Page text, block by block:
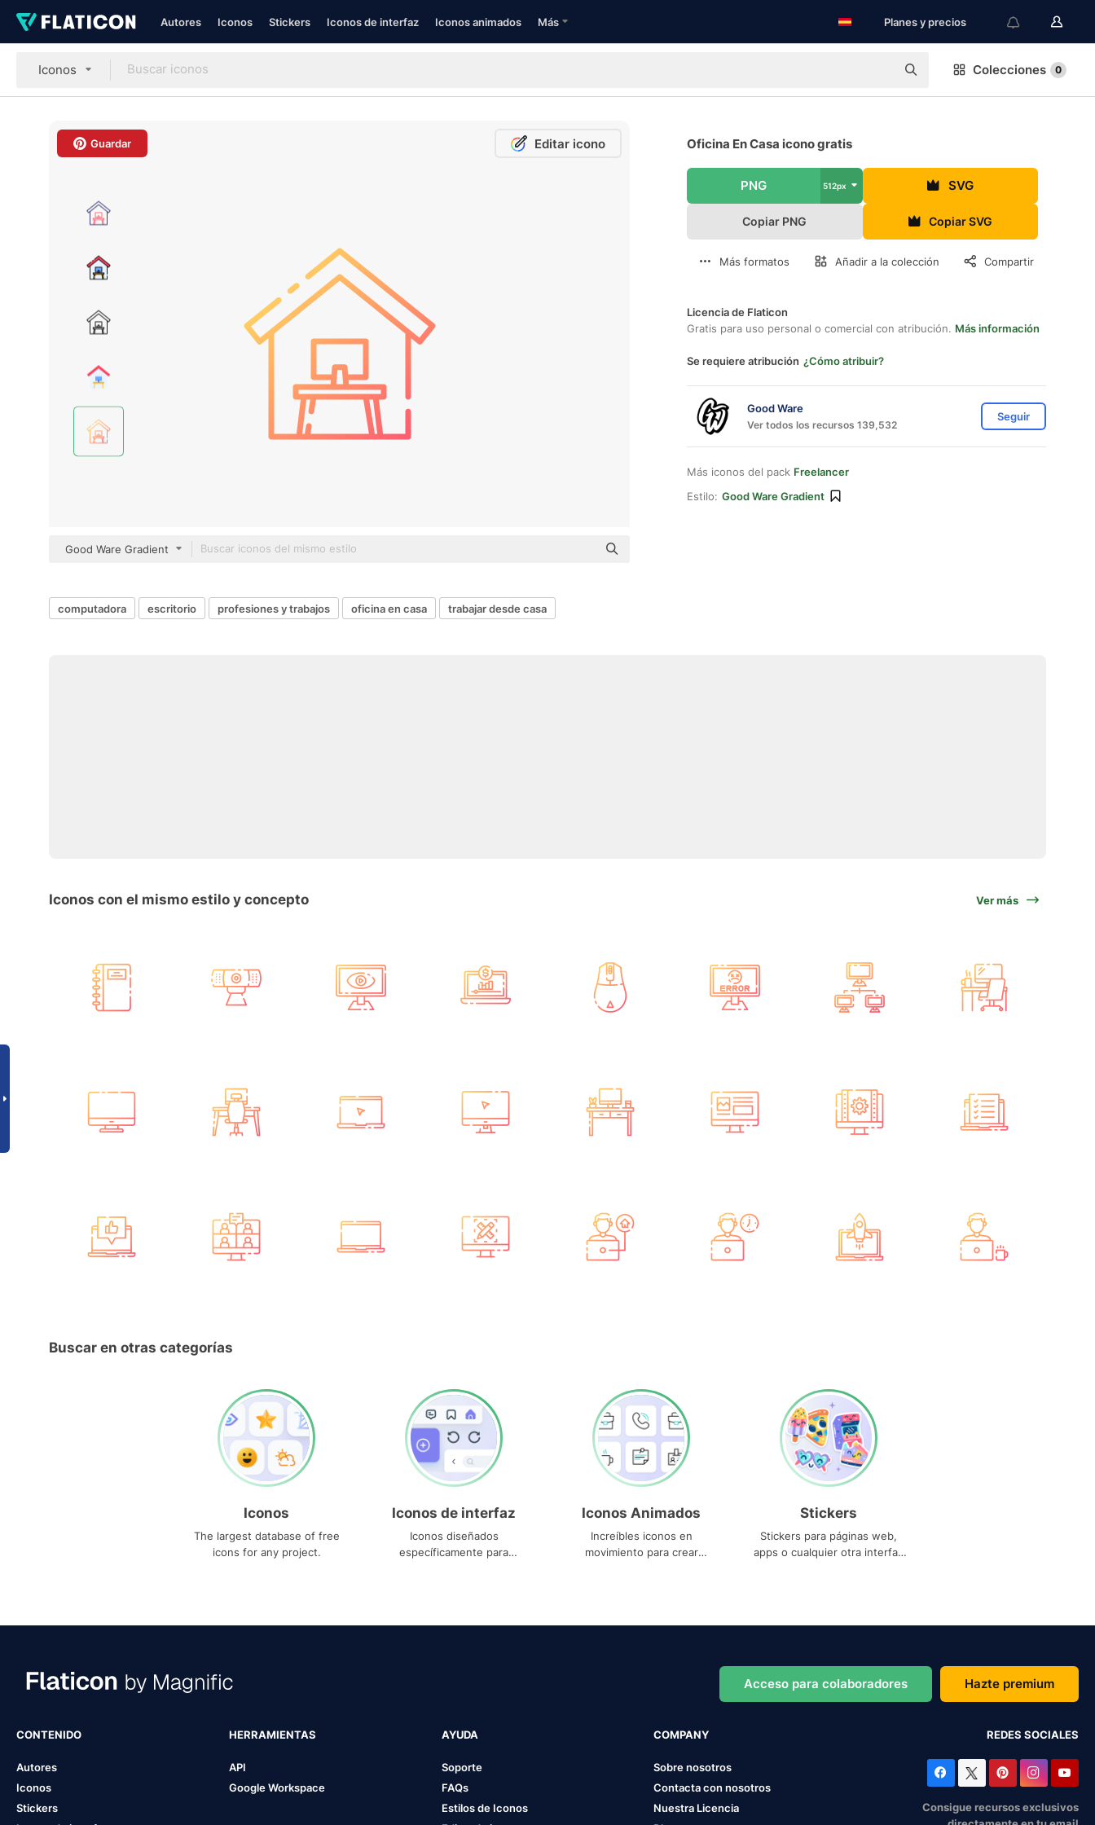
Autores Iconos Stickers Iconos de interfaz Iconos animados Más Planes y precios
Iconos Colecciones 0
Guardar Editar icono
Good Ware Gradient
Oficina En Casa icono gratis
PNG 512px SVG
Copiar PNG Copiar SVG
Más formatos Añadir a la colección Compartir
Licencia de Flaticon
Gratis para uso personal o comercial con atribución. Más información
Se requiere atribución ¿Cómo atribuir?
Good Ware
Ver todos los recursos 139,532
Seguir
Más iconos del pack Freelancer
Estilo: Good Ware Gradient
computadora escritorio profesiones y trabajos oficina en casa trabajar desde casa
Iconos con el mismo estilo y concepto Ver más
Buscar en otras categorías
Iconos
The largest database of free
icons for any project.
Iconos de interfaz
Iconos diseñados
específicamente para
Iconos Animados
Increíbles iconos en
movimiento para crear
Stickers
Stickers para páginas web,
apps o cualquier otra interfaz
Acceso para colaboradores Hazte premium
CONTENIDO
Autores
Iconos
Stickers
HERRAMIENTAS
API
Google Workspace
AYUDA
Soporte
FAQs
Estilos de Iconos
COMPANY
Sobre nosotros
Contacta con nosotros
Nuestra Licencia
REDES SOCIALES
Consigue recursos exclusivos